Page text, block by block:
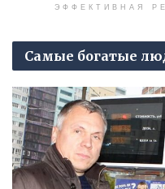
ЭФФЕКТИВНАЯ
Самые богатые